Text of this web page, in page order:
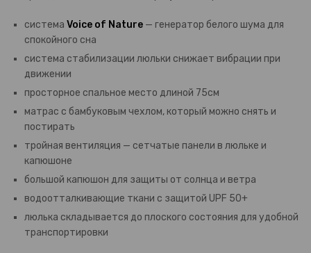
система Voice of Nature — генератор белого шума для
спокойного сна
система стабилизации люльки снижает вибрации при
движении
просторное спальное место длиной 75см
матрас с бамбуковым чехлом, который можно снять и
постирать
тройная вентиляция — сетчатые панели в люльке и
капюшоне
большой капюшон для защиты от солнца и ветра
водоотталкивающие ткани с защитой UPF 50+
люлька складывается до плоского состояния для удобной
транспортировки